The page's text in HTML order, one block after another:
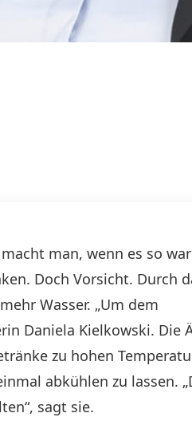
man, wenn es so
Doch Vorsicht. Durch
Wasser. „Um dem
Daniela Kielkowski. Die
zu hohen
abkühlen zu lassen.
sagt sie.